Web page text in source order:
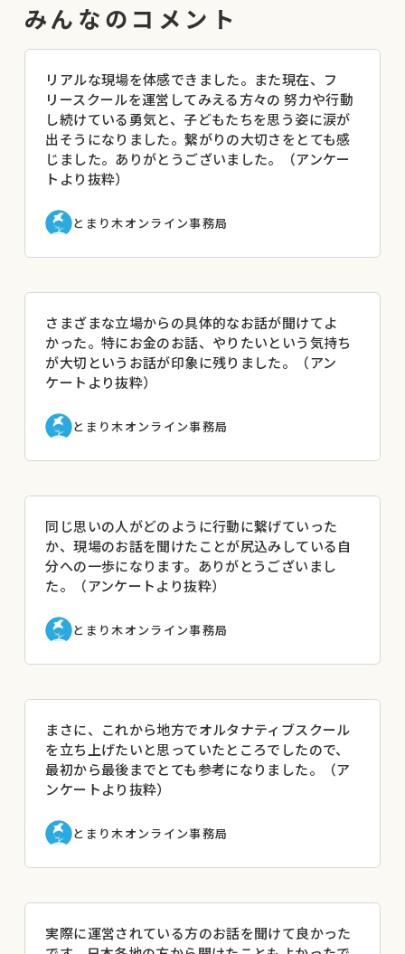
できます。
・活動の仲間づくりとモチベーションのアップに
つながります。
・他の地域のモデルを知ることができ、交流する
ことで「悩んでいるのは自分だけではない」と実
感できます。
◆講座開催日：2020年10月24日
※登壇者の肩書は開催当時のものです。
い、共に活動していくことを決め
る。
は、子どものリアルな学び場づくり
を担当。2018年より、さいたま市の
農家と一緒に『コドモ農業大学』を
スタート。種まきから収穫、販売に
る。
みんなのコメント
リアルな現場を体感できました。また現在、フ
リースクールを運営してみえる方々の 努力や行動
し続けている勇気と、子どもたちを思う姿に涙が
出そうになりました。繋がりの大切さをとても感
じました。ありがとうございました。（アンケー
トより抜粋）
とまり木オンライン事務局
さまざまな立場からの具体的なお話が聞けてよ
かった。特にお金のお話、やりたいという気持ち
が大切というお話が印象に残りました。（アン
ケートより抜粋）
とまり木オンライン事務局
同じ思いの人がどのように行動に繋げていった
か、現場のお話を聞けたことが尻込みしている自
分への一歩になります。ありがとうございまし
た。（アンケートより抜粋）
とまり木オンライン事務局
まさに、これから地方でオルタナティブスクール
を立ち上げたいと思っていたところでしたので、
最初から最後までとても参考になりました。（ア
ンケートより抜粋）
とまり木オンライン事務局
実際に運営されている方のお話を聞けて良かった